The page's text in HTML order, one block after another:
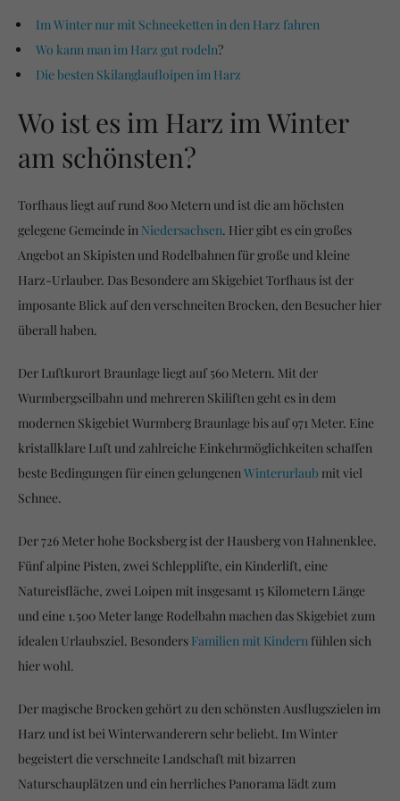
Im Winter nur mit Schneeketten in den Harz fahren
Wo kann man im Harz gut rodeln?
Die besten Skilanglaufloipen im Harz
Wo ist es im Harz im Winter
am schönsten?
Torfhaus liegt auf rund 800 Metern und ist die am höchsten
gelegene Gemeinde in Niedersachsen. Hier gibt es ein großes
Angebot an Skipisten und Rodelbahnen für große und kleine
Harz-Urlauber. Das Besondere am Skigebiet Torfhaus ist der
imposante Blick auf den verschneiten Brocken, den Besucher hier
überall haben.
Der Luftkurort Braunlage liegt auf 560 Metern. Mit der
Wurmbergseilbahn und mehreren Skiliften geht es in dem
modernen Skigebiet Wurmberg Braunlage bis auf 971 Meter. Eine
kristallklare Luft und zahlreiche Einkehrmöglichkeiten schaffen
beste Bedingungen für einen gelungenenWinterurlaub mit viel
Schnee.
Der 726 Meter hohe Bocksberg ist der Hausberg von Hahnenklee.
Fünf alpine Pisten, zwei Schlepplifte, ein Kinderlift, eine
Natureisfläche, zwei Loipen mit insgesamt 15 Kilometern Länge
und eine 1.500 Meter lange Rodelbahn machen das Skigebiet zum
idealen Urlaubsziel. Besonders Familien mit Kindern fühlen sich
hier wohl.
Der magische Brocken gehört zu den schönsten Ausflugszielen im
Harz und ist bei Winterwanderern sehr beliebt. Im Winter
begeistert die verschneite Landschaft mit bizarren
Naturschauplätzen und ein herrliches Panorama lädt zum